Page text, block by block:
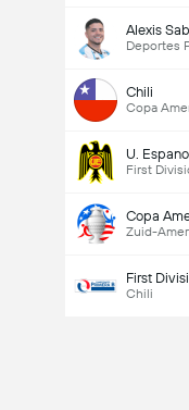
Alexis
Deportes
Chili
Copa
U.
First
Copa
Zuid-
First
Chili